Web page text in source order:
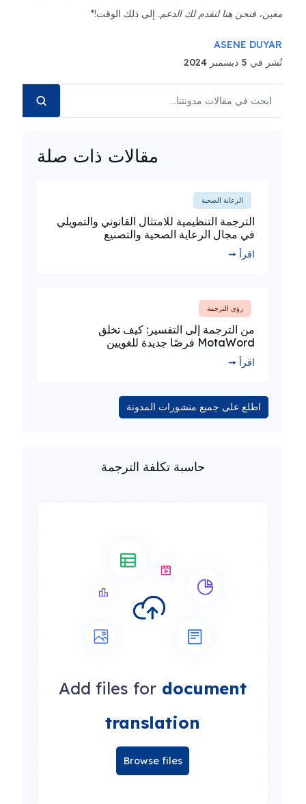
معين، فنحن هنا لنقدم لك الدعم. إلى ذلك الوقت!*
ASENE DUYAR
نُشر في 5 ديسمبر 2024
مقالات ذات صلة
الرعاية الصحية
الترجمة التنظيمية للامتثال القانوني والتمويلي
في مجال الرعاية الصحية والتصنيع
اقرأ ➞
رؤى الترجمة
من الترجمة إلى التفسير: كيف تخلق
MotaWord فرصًا جديدة للغويين
اقرأ ➞
اطلع على جميع منشورات المدونة
حاسبة تكلفة الترجمة
Add files for document
translation
Browse files